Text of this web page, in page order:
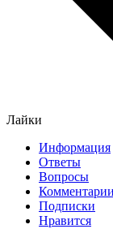
Лайки
Информация
Ответы
Вопросы
Комментарии
Подписки
Нравится